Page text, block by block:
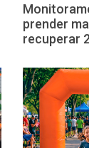
prender
recuperar